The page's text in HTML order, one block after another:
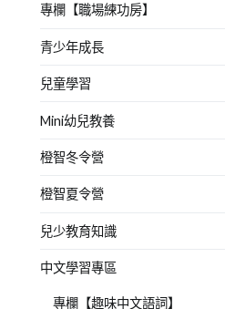
專欄【職場練功房】
青少年成長
兒童學習
Mini幼兒教養
橙智冬令營
橙智夏令營
兒少教育知識
中文學習專區
專欄【趣味中文語詞】